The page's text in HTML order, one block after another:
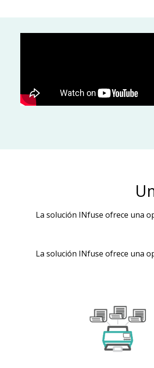
La solución INfuse ofrece una
La solución INfuse ofrece una